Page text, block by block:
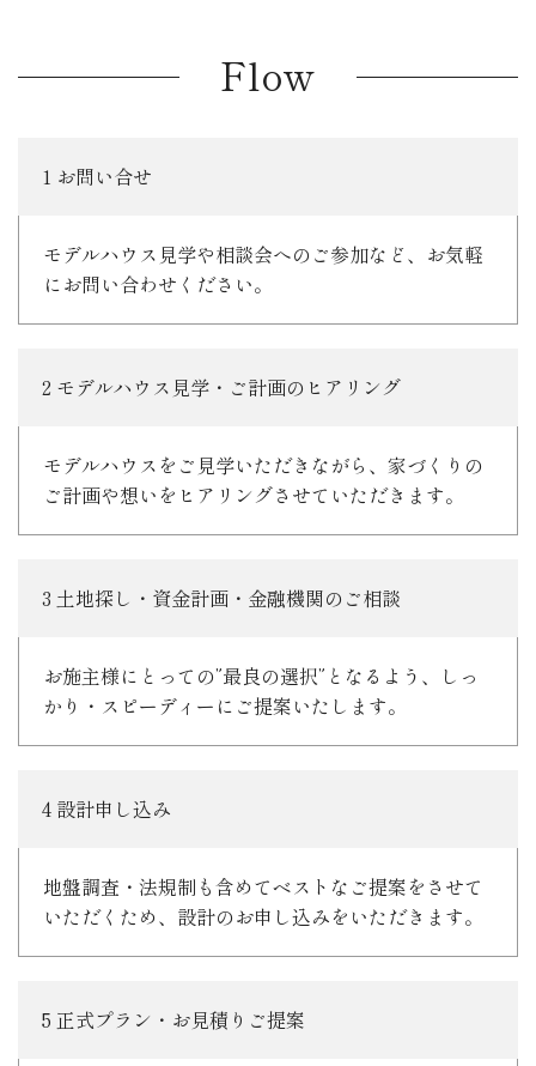
Flow
1 お問い合せ
モデルハウス見学や相談会へのご参加など、お気軽
にお問い合わせください。
2 モデルハウス見学・ご計画のヒアリング
モデルハウスをご見学いただきながら、家づくりの
ご計画や想いをヒアリングさせていただきます。
3 土地探し・資金計画・金融機関のご相談
お施主様にとっての”最良の選択”となるよう、しっ
かり・スピーディーにご提案いたします。
4 設計申し込み
地盤調査・法規制も含めてベストなご提案をさせて
いただくため、設計のお申し込みをいただきます。
5 正式プラン・お見積りご提案